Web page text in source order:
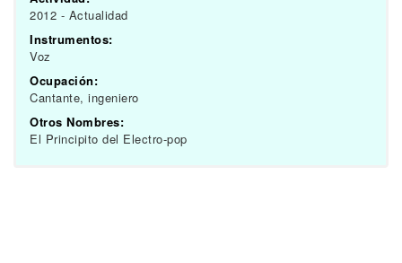
2012 - Actualidad
Instrumentos:
Voz
Ocupación:
Cantante, ingeniero
Otros Nombres:
El Principito del Electro-pop